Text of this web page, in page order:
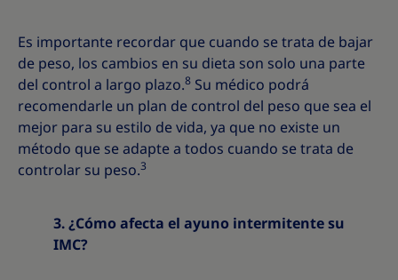
Es importante recordar que cuando se trata de bajar
de peso, los cambios en su dieta son solo una parte
del control a largo plazo.8 Su médico podrá
recomendarle un plan de control del peso que sea el
mejor para su estilo de vida, ya que no existe un
método que se adapte a todos cuando se trata de
controlar su peso.3
3. ¿Cómo afecta el ayuno intermitente su
IMC?